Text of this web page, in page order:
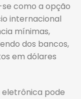
como a opção
internacional
mínimas,
dos bancos,
em dólares
pode